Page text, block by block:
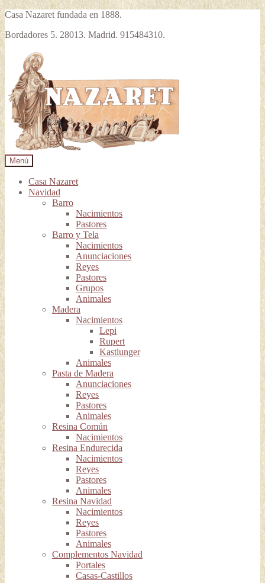
Casa Nazaret fundada en 1888.
Bordadores 5. 28013. Madrid. 915484310.
la
navegación
contenido
Menú
Casa Nazaret
Navidad
Barro
Nacimientos
Pastores
Barro y Tela
Nacimientos
Anunciaciones
Reyes
Pastores
Grupos
Animales
Madera
Nacimientos
Lepi
Rupert
Kastlunger
Animales
Pasta de Madera
Anunciaciones
Reyes
Pastores
Animales
Resina Común
Nacimientos
Resina Endurecida
Nacimientos
Reyes
Pastores
Animales
Resina Navidad
Nacimientos
Reyes
Pastores
Animales
Complementos Navidad
Portales
Casas-Castillos